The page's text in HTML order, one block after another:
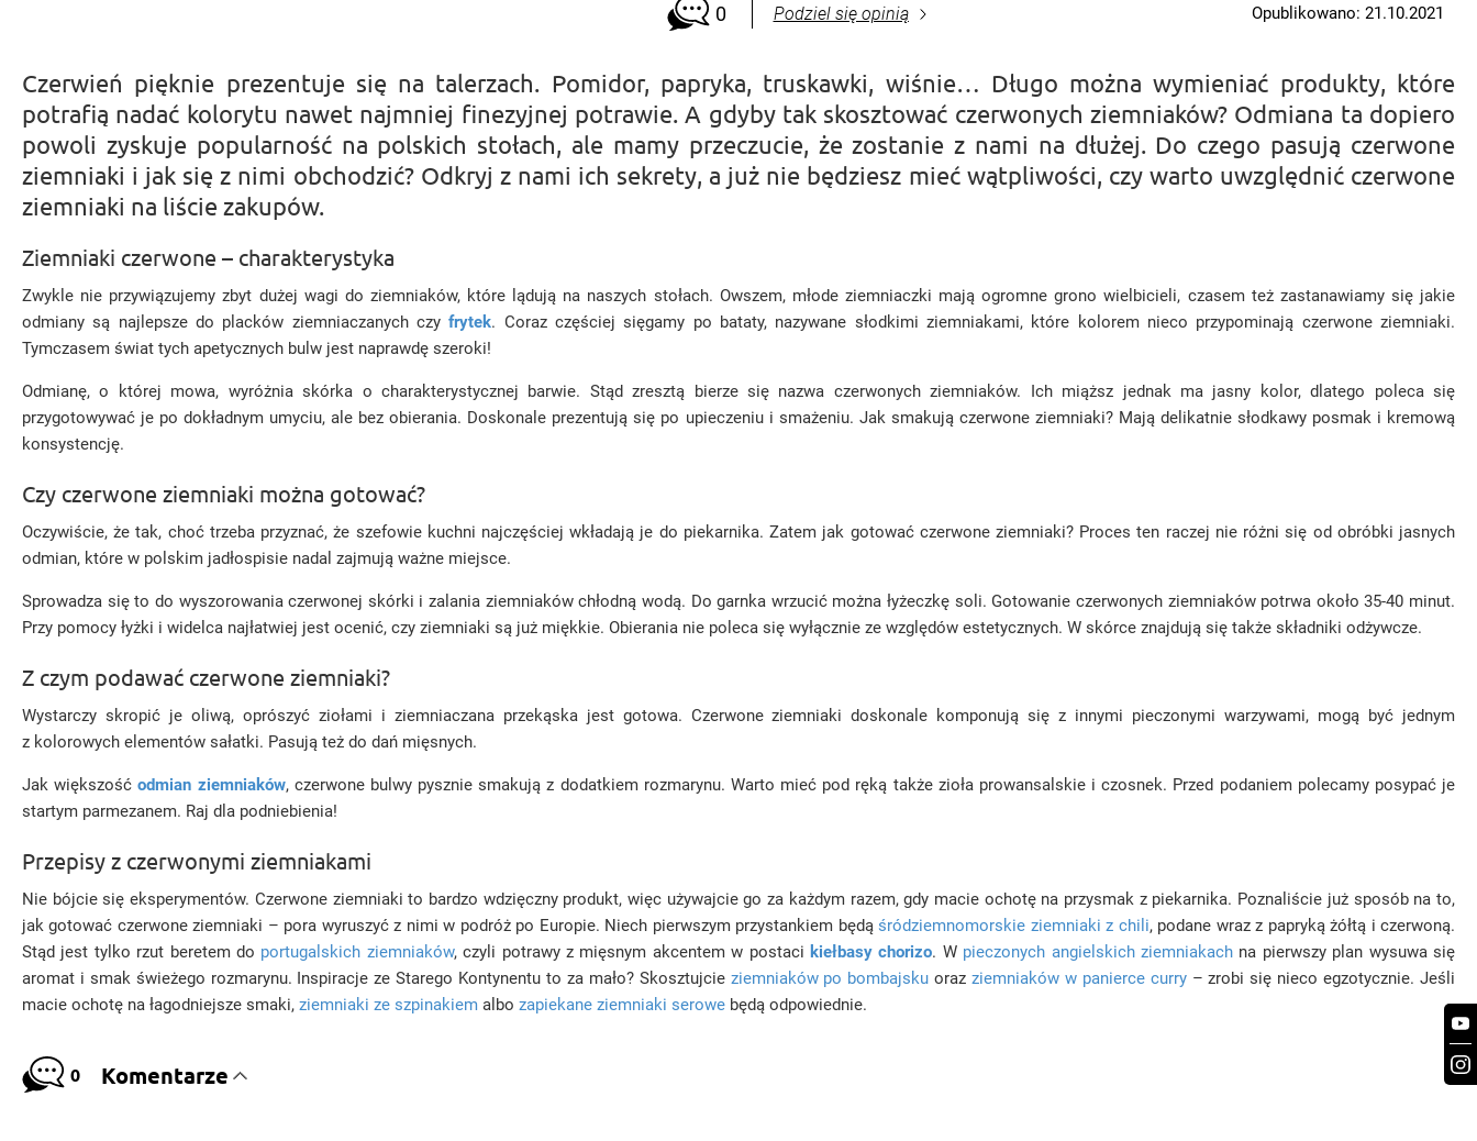
0 Podziel się opinią Opublikowano: 21.10.2021
Czerwień pięknie prezentuje się na talerzach. Pomidor, papryka, truskawki, wiśnie… Długo można wymieniać produkty, które
potrafią nadać kolorytu nawet najmniej finezyjnej potrawie. A gdyby tak skosztować czerwonych ziemniaków? Odmiana ta dopiero
powoli zyskuje popularność na polskich stołach, ale mamy przeczucie, że zostanie z nami na dłużej. Do czego pasują czerwone
ziemniaki i jak się z nimi obchodzić? Odkryj z nami ich sekrety, a już nie będziesz mieć wątpliwości, czy warto uwzględnić czerwone
ziemniaki na liście zakupów.
Ziemniaki czerwone – charakterystyka
Zwykle nie przywiązujemy zbyt dużej wagi do ziemniaków, które lądują na naszych stołach. Owszem, młode ziemniaczki mają ogromne grono wielbicieli, czasem też zastanawiamy się jakie
odmiany są najlepsze do placków ziemniaczanych czyfrytek. Coraz częściej sięgamy po bataty, nazywane słodkimi ziemniakami, które kolorem nieco przypominają czerwone ziemniaki.
Tymczasem świat tych apetycznych bulw jest naprawdę szeroki!
Odmianę, o której mowa, wyróżnia skórka o charakterystycznej barwie. Stąd zresztą bierze się nazwa czerwonych ziemniaków. Ich miąższ jednak ma jasny kolor, dlatego poleca się
przygotowywać je po dokładnym umyciu, ale bez obierania. Doskonale prezentują się po upieczeniu i smażeniu. Jak smakują czerwone ziemniaki? Mają delikatnie słodkawy posmak i kremową
konsystencję.
Czy czerwone ziemniaki można gotować?
Oczywiście, że tak, choć trzeba przyznać, że szefowie kuchni najczęściej wkładają je do piekarnika. Zatem jak gotować czerwone ziemniaki? Proces ten raczej nie różni się od obróbki jasnych
odmian, które w polskim jadłospisie nadal zajmują ważne miejsce.
Sprowadza się to do wyszorowania czerwonej skórki i zalania ziemniaków chłodną wodą. Do garnka wrzucić można łyżeczkę soli. Gotowanie czerwonych ziemniaków potrwa około 35-40 minut.
Przy pomocy łyżki i widelca najłatwiej jest ocenić, czy ziemniaki są już miękkie. Obierania nie poleca się wyłącznie ze względów estetycznych. W skórce znajdują się także składniki odżywcze.
Z czym podawać czerwone ziemniaki?
Wystarczy skropić je oliwą, oprószyć ziołami i ziemniaczana przekąska jest gotowa. Czerwone ziemniaki doskonale komponują się z innymi pieczonymi warzywami, mogą być jednym
z kolorowych elementów sałatki. Pasują też do dań mięsnych.
Jak większośćodmian ziemniaków, czerwone bulwy pysznie smakują z dodatkiem rozmarynu. Warto mieć pod ręką także zioła prowansalskie i czosnek. Przed podaniem polecamy posypać je
startym parmezanem. Raj dla podniebienia!
Przepisy z czerwonymi ziemniakami
Nie bójcie się eksperymentów. Czerwone ziemniaki to bardzo wdzięczny produkt, więc używajcie go za każdym razem, gdy macie ochotę na przysmak z piekarnika. Poznaliście już sposób na to,
jak gotować czerwone ziemniaki – pora wyruszyć z nimi w podróż po Europie. Niech pierwszym przystankiem będąśródziemnomorskie ziemniaki z chili, podane wraz z papryką żółtą i czerwoną.
Stąd jest tylko rzut beretem do portugalskich ziemniaków, czyli potrawy z mięsnym akcentem w postaci kiełbasy chorizo. W pieczonych angielskich ziemniakach na pierwszy plan wysuwa się
aromat i smak świeżego rozmarynu. Inspiracje ze Starego Kontynentu to za mało? Skosztujcie ziemniaków po bombajsku orazziemniaków w panierce curry– zrobi się nieco egzotycznie. Jeśli
macie ochotę na łagodniejsze smaki, ziemniaki ze szpinakiem albo zapiekane ziemniaki serowe będą odpowiednie.
0 Komentarze